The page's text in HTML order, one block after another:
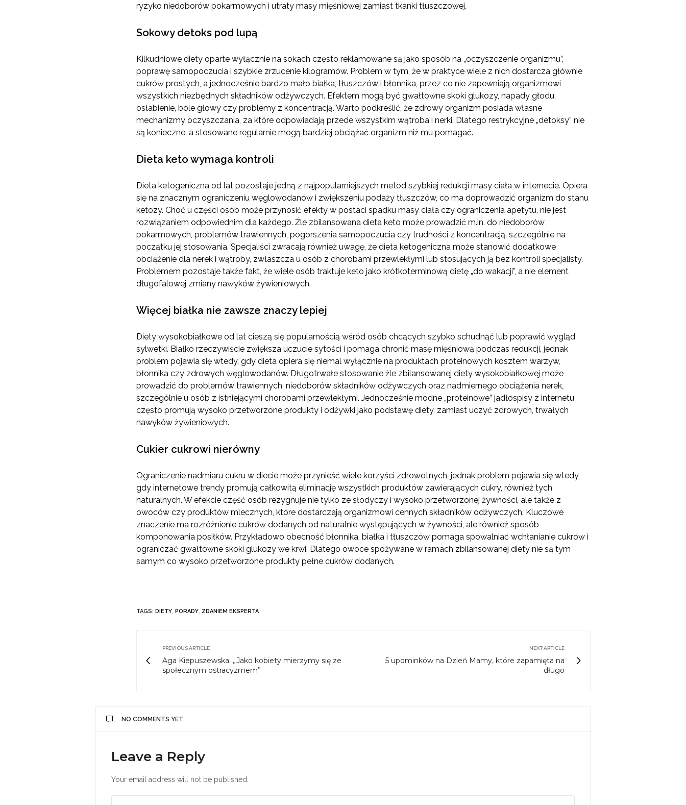
ryzyko niedoborów pokarmowych i utraty masy mięśniowej zamiast tkanki tłuszczowej.
Sokowy detoks pod lupą
Kilkudniowe diety oparte wyłącznie na sokach często reklamowane są jako sposób na „oczyszczenie organizmu”,
poprawę samopoczucia i szybkie zrzucenie kilogramów. Problem w tym, że w praktyce wiele z nich dostarcza głównie
cukrów prostych, a jednocześnie bardzo mało białka, tłuszczów i błonnika, przez co nie zapewniają organizmowi
wszystkich niezbędnych składników odżywczych. Efektem mogą być gwałtowne skoki glukozy, napady głodu,
osłabienie, bóle głowy czy problemy z koncentracją. Warto podkreślić, że zdrowy organizm posiada własne
mechanizmy oczyszczania, za które odpowiadają przede wszystkim wątroba i nerki. Dlatego restrykcyjne „detoksy” nie
są konieczne, a stosowane regularnie mogą bardziej obciążać organizm niż mu pomagać.
Dieta keto wymaga kontroli
Dieta ketogeniczna od lat pozostaje jedną z najpopularniejszych metod szybkiej redukcji masy ciała w internecie. Opiera
się na znacznym ograniczeniu węglowodanów i zwiększeniu podaży tłuszczów, co ma doprowadzić organizm do stanu
ketozy. Choć u części osób może przynosić efekty w postaci spadku masy ciała czy ograniczenia apetytu, nie jest
rozwiązaniem odpowiednim dla każdego. Źle zbilansowana dieta keto może prowadzić m.in. do niedoborów
pokarmowych, problemów trawiennych, pogorszenia samopoczucia czy trudności z koncentracją, szczególnie na
początku jej stosowania. Specjaliści zwracają również uwagę, że dieta ketogeniczna może stanowić dodatkowe
obciążenie dla nerek i wątroby, zwłaszcza u osób z chorobami przewlekłymi lub stosujących ją bez kontroli specjalisty.
Problemem pozostaje także fakt, że wiele osób traktuje keto jako krótkoterminową dietę „do wakacji”, a nie element
długofalowej zmiany nawyków żywieniowych.
Więcej białka nie zawsze znaczy lepiej
Diety wysokobiałkowe od lat cieszą się popularnością wśród osób chcących szybko schudnąć lub poprawić wygląd
sylwetki. Białko rzeczywiście zwiększa uczucie sytości i pomaga chronić masę mięśniową podczas redukcji, jednak
problem pojawia się wtedy, gdy dieta opiera się niemal wyłącznie na produktach proteinowych kosztem warzyw,
błonnika czy zdrowych węglowodanów. Długotrwałe stosowanie źle zbilansowanej diety wysokobiałkowej może
prowadzić do problemów trawiennych, niedoborów składników odżywczych oraz nadmiernego obciążenia nerek,
szczególnie u osób z istniejącymi chorobami przewlekłymi. Jednocześnie modne „proteinowe” jadłospisy z internetu
często promują wysoko przetworzone produkty i odżywki jako podstawę diety, zamiast uczyć zdrowych, trwałych
nawyków żywieniowych.
Cukier cukrowi nierówny
Ograniczenie nadmiaru cukru w diecie może przynieść wiele korzyści zdrowotnych, jednak problem pojawia się wtedy,
gdy internetowe trendy promują całkowitą eliminację wszystkich produktów zawierających cukry, również tych
naturalnych. W efekcie część osób rezygnuje nie tylko ze słodyczy i wysoko przetworzonej żywności, ale także z
owoców czy produktów mlecznych, które dostarczają organizmowi cennych składników odżywczych. Kluczowe
znaczenie ma rozróżnienie cukrów dodanych od naturalnie występujących w żywności, ale również sposób
komponowania posiłków. Przykładowo obecność błonnika, białka i tłuszczów pomaga spowalniać wchłanianie cukrów i
ograniczać gwałtowne skoki glukozy we krwi. Dlatego owoce spożywane w ramach zbilansowanej diety nie są tym
samym co wysoko przetworzone produkty pełne cukrów dodanych.
TAGS: DIETY, PORADY, ZDANIEM EKSPERTA
PREVIOUS ARTICLE
Aga Kiepuszewska: „Jako kobiety mierzymy się ze
społecznym ostracyzmem”
NEXT ARTICLE
5 upominków na Dzień Mamy, które zapamięta na
długo
NO COMMENTS YET
Leave a Reply
Your email address will not be published.